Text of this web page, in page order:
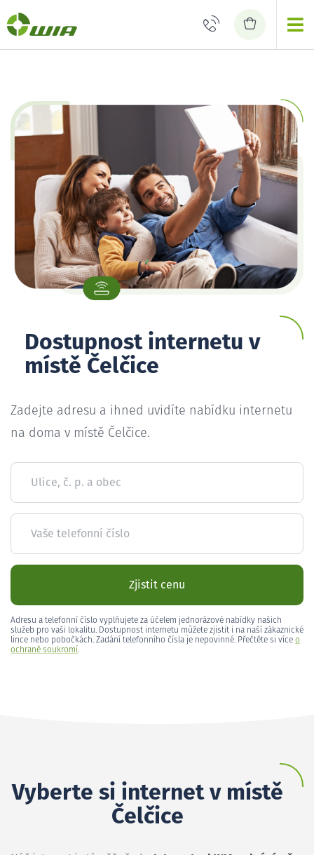
Dostupnost internetu v
místě Čelčice
Zadejte adresu a ihned uvidíte nabídku internetu
na doma v místě Čelčice.
Ulice, č. p. a obec
Vaše telefonní číslo
Zjistit cenu
Adresu a telefonní číslo vyplňujete za účelem jednorázové nabídky našich
služeb pro vaši lokalitu. Dostupnost internetu můžete zjistit i na naší zákaznické
lince nebo pobočkách. Zadání telefonního čísla je nepovinné. Přečtěte si více o
ochraně soukromí.
Vyberte si internet v místě
Čelčice